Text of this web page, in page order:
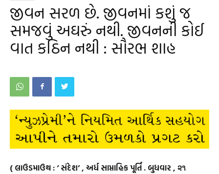
જીવન સરળ છે. જીવનમાં કશું જ
સમજવું અઘરું નથી. જીવનની કોઈ
વાત કઠિન નથી : સૌરભ શાહ
( લાઉડમાઉથ : ‘ સંદેશ’ , અર્ધ સાપ્તાહિક પૂર્તિ . બુધવાર , ૨૧